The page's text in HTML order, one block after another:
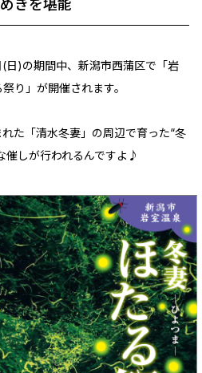
きを堪能
)の期間中、新潟市西蒲区で「岩
り」が開催されます。
た「清水冬妻」の周辺で育った“冬
催しが行われるんですよ♪